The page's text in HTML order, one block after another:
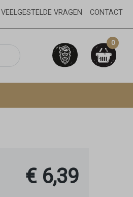
VEELGESTELDE VRAGEN CONTACT
0
€ 6,39